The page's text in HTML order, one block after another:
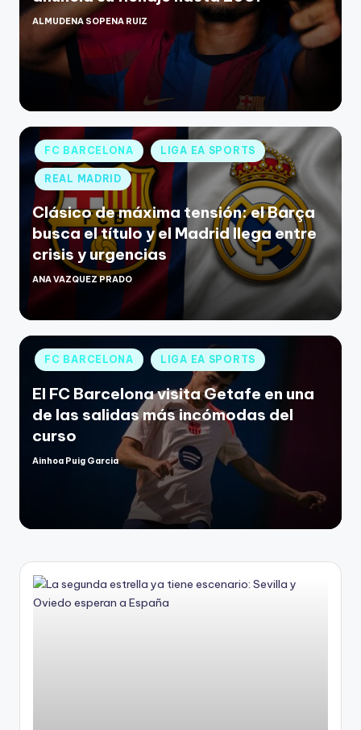
ALMUDENA SOPENA RUIZ
FC BARCELONA LIGA EA SPORTS
REAL MADRID
Clásico de máxima tensión: el Barça
busca el título y el Madrid llega entre
crisis y urgencias
ANA VAZQUEZ PRADO
FC BARCELONA LIGA EA SPORTS
El FC Barcelona visita Getafe en una
de las salidas más incómodas del
curso
Ainhoa Puig Garcia